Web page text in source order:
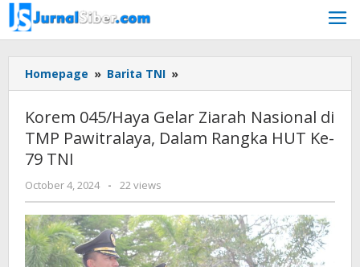
Skip
to
content
Homepage » Barita TNI »
045/Haya
Ziarah
Nasional
Dalam
Rangka
HUT
Ke-
Korem 045/Haya Gelar Ziarah Nasional di
TMP Pawitralaya, Dalam Rangka HUT Ke-
79 TNI
October 4, 2024
by
Jurnalsiber
- 22 views